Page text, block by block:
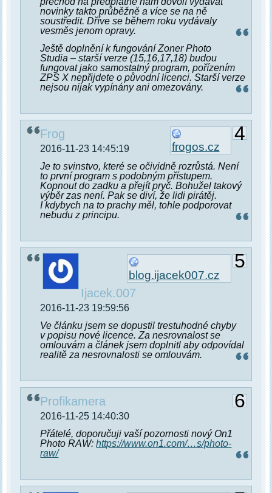
novinky takto průběžně a více se na ně
soustředit. Dříve se během roku vydávaly
vesměs jenom opravy.
Ještě doplnění k fungování Zoner Photo
Studia – starší verze (15,16,17,18) budou
fungovat jako samostatný program, pořízením
ZPS X nepřijdete o původní licenci. Starší verze
nejsou nijak vypínány ani omezovány.
4
frogos.cz
Frog
2016-11-23 14:45:19
Je to svinstvo, které se očividně rozrůstá. Není
to první program s podobným přístupem.
Kopnout do zadku a přejít pryč. Bohužel takový
výběr zas není. Pak se diví, že lidi pirátěj.
I kdybych na to prachy měl, tohle podporovat
nebudu z principu.
5
blog.ijacek007.cz
Ijacek.007
2016-11-23 19:59:56
Ve článku jsem se dopustil trestuhodné chyby
v popisu nové licence. Za nesrovnalost se
omlouvám a článek jsem doplnitl aby odpovídal
realitě za nesrovnalosti se omlouvám.
6
Profikamera
2016-11-25 14:40:30
Přátelé, doporučuji vaší pozornosti nový On1
Photo RAW:https://www.on1.com/…s/photo-
raw/